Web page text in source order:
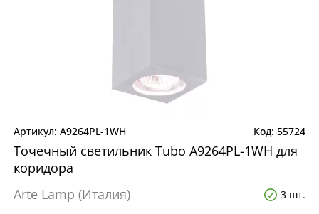
A9264PL-1WH 55724
Точечный светильник Tubo A9264PL-1WH для
коридора
Arte Lamp (Италия)
3 шт.